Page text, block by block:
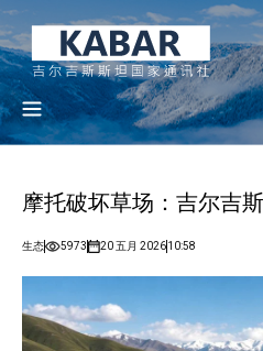
摩托破坏草场：吉尔吉
生态 5973 20 五月 202610:58